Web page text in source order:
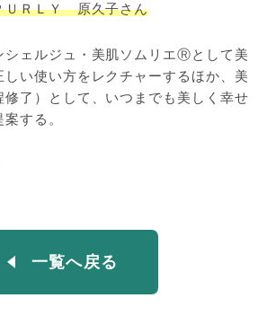
ＲＬＹ 原久子さん
シェルジュ・美肌ソムリエⓇとして美
しい使い方をレクチャーするほか、美
修了）として、いつまでも美しく幸せ
する。
一覧へ戻る